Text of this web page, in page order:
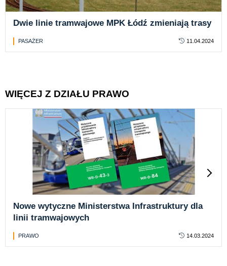
Dwie linie tramwajowe MPK Łódź zmieniają trasy
PASAŻER 11.04.2024
WIĘCEJ Z DZIAŁU PRAWO
Nowe wytyczne Ministerstwa Infrastruktury dla
linii tramwajowych
PRAWO 14.03.2024